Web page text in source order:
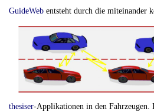
GuideWeb entsteht durch die miteinander
thesiser-Applikationen in den